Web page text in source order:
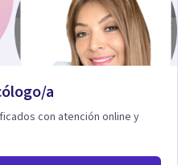
Trabajo desde una
las emociones, la historia
para crear procesos
cálidos y profundamente
a
con atención online y